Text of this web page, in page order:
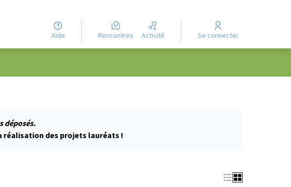
Aide Rencontres Activité Se connecter
déposés.
réalisation des projets lauréats !